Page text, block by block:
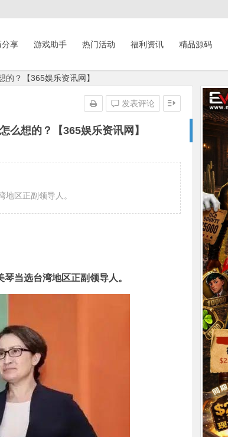
分享 游戏助手 热门活动 福利资讯 精品源码
的？【365娱乐资讯网】
么想的？【365娱乐资讯网】
发表评论
区正副领导人。
当选台湾地区正副领导人。